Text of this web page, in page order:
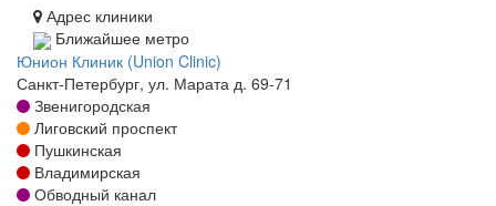
Адрес клиники
Ближайшее метро
Юнион Клиник (Union Clinic)
Санкт-Петербург, ул. Марата д. 69-71
Звенигородская
Лиговский проспект
Пушкинская
Владимирская
Обводный канал